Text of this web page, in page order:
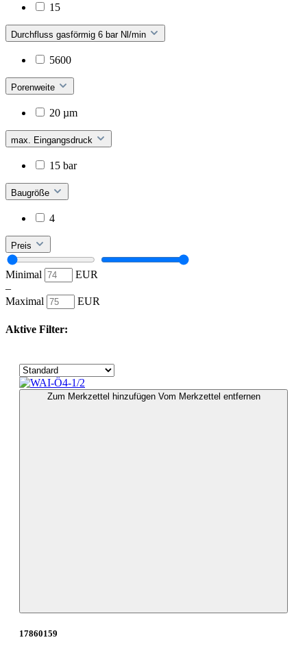
15
Durchfluss gasförmig 6 bar Nl/min
5600
Porenweite
20 µm
max. Eingangsdruck
15 bar
Baugröße
4
Preis
Minimal
EUR
–
Maximal
EUR
Aktive Filter:
Zum Merkzettel hinzufügen Vom Merkzettel entfernen
17860159